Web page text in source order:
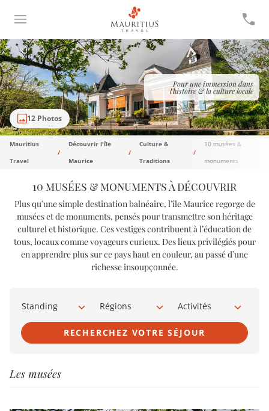
Pour une immersion dans
l'histoire & la culture locale
12 Photos
Mauritius
Travel
Découvrir l'île
Maurice
Culture &
Traditions
10 musées &
monuments
10 musées & monuments à découvrir
Plus qu’une simple destination balnéaire, l’île Maurice regorge de
musées et de monuments, pensés pour transmettre son héritage
culturel et historique. Ces vestiges contribuent à l’éducation de
tous, locaux comme voyageurs curieux. Des lieux privilégiés pour
en apprendre plus sur ce pays haut en couleur, au passé d’une
richesse insoupçonnée.
Standing Régions Activités
RECHERCHEZ VOTRE SÉJOUR
Les musées